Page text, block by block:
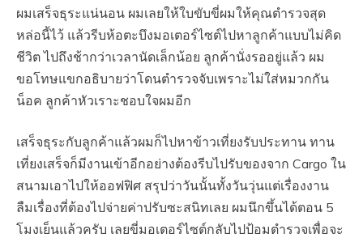
ผมเสร็จธุระแน่นอน ผมเลยให้ใบขับขี่ผมให้คุณตำรวจสุด
หล่อนี้ไว้ แล้วรีบห้อตะบึงมอเตอร์ไซต์ไปหาลูกค้าแบบไม่คิด
ชีวิต ไปถึงช้ากว่าเวลานัดเล็กน้อย ลูกค้านั่งรออยู่แล้ว ผม
ขอโทษแขกอธิบายว่าโดนตำรวจจับเพราะไม่ใส่หมวกกัน
น็อค ลูกค้าหัวเราะชอบใจผมอีก
เสร็จธุระกับลูกค้าแล้วผมก็ไปหาข้าวเที่ยงรับประทาน ทาน
เที่ยงเสร็จก็มีงานเข้าอีกอย่างต้องรีบไปรับของจาก Cargo ใน
สนามเอาไปให้ออฟฟิศ สรุปว่าวันนั้นทั้งวันวุ่นแต่เรื่องงาน
ลืมเรื่องที่ต้องไปจ่ายค่าปรับซะสนิทเลย ผมนึกขึ้นได้ตอน 5
โมงเย็นแล้วครับ เลยขี่มอเตอร์ไซต์กลับไปป้อมตำรวจเพื่อจะ